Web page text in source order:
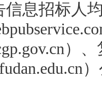
信息招标人
）